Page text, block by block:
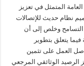
المتمثل في تعزيز
نظام حديث للإتصالات
التسامح وخلص إلى أن
يتعلق بتطوير
العمل على تثمين
الرصيد الوثائقي المرجعي